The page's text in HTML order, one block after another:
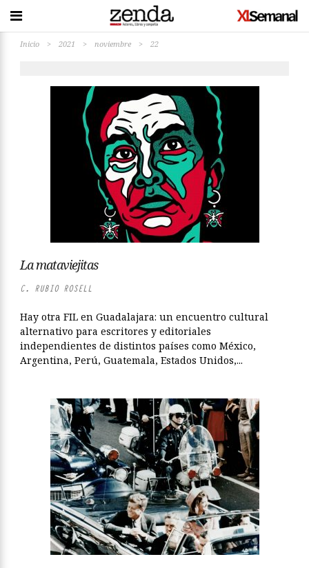
Inicio > 2021 > noviembre > 22
La mataviejitas
C. RUBIO ROSELL
Hay otra FIL en Guadalajara: un encuentro cultural
alternativo para escritores y editoriales
independientes de distintos países como México,
Argentina, Perú, Guatemala, Estados Unidos,...